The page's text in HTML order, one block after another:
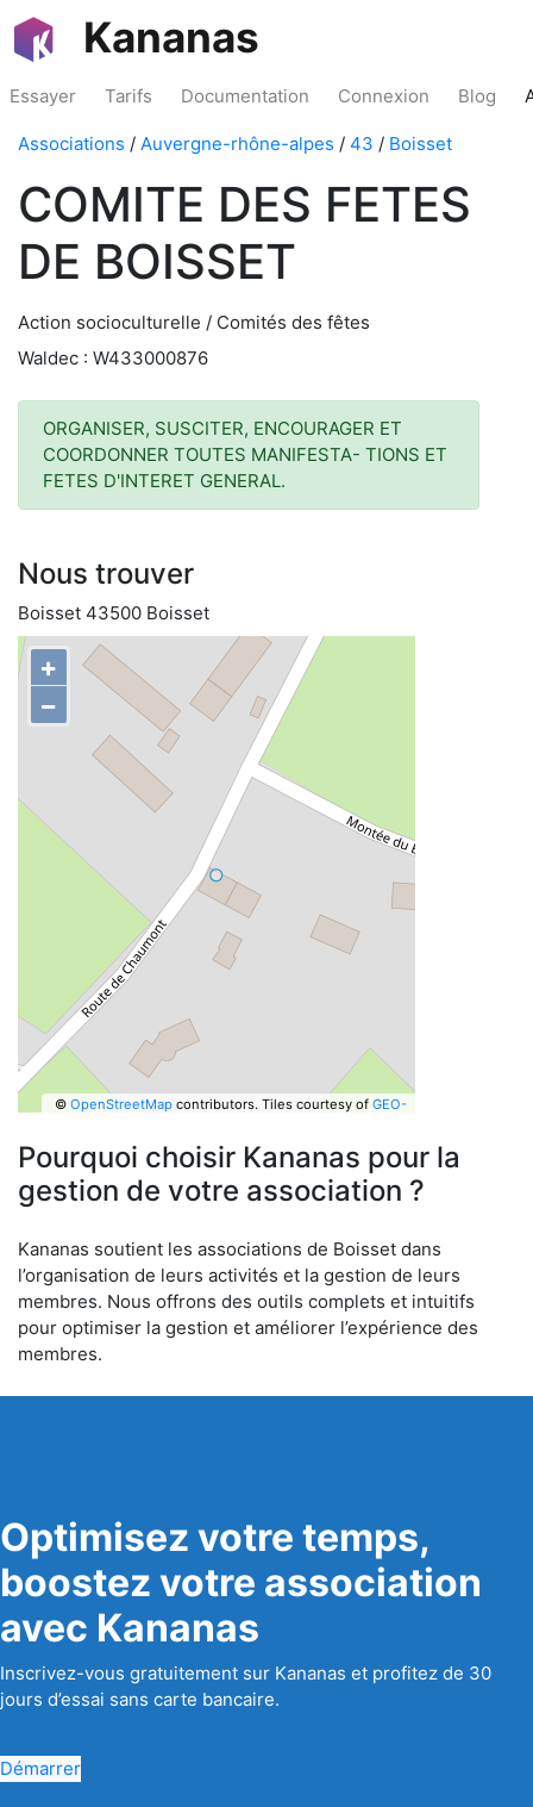
Kananas
Essayer Tarifs Documentation Connexion Blog
Associations / Auvergne-rhône-alpes / 43 / Boisset
COMITE DES FETES
DE BOISSET
Action socioculturelle / Comités des fêtes
Waldec : W433000876
ORGANISER, SUSCITER, ENCOURAGER ET
COORDONNER TOUTES MANIFESTA- TIONS ET
FETES D'INTERET GENERAL.
Nous trouver
Boisset 43500 Boisset
+
−
© OpenStreetMapcontributors. Tiles courtesy of GEO-
Pourquoi choisir Kananas pour la
gestion de votre association ?
Kananas soutient les associations de Boisset dans
l’organisation de leurs activités et la gestion de leurs
membres. Nous offrons des outils complets et intuitifs
pour optimiser la gestion et améliorer l’expérience des
membres.
Optimisez votre temps,
boostez votre association
avec Kananas
Inscrivez-vous gratuitement sur Kananas et profitez de 30
jours d’essai sans carte bancaire.
Démarrer